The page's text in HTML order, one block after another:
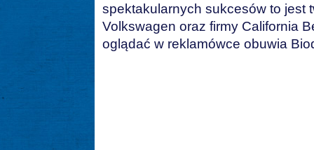
spektakularnych sukcesów to jest
Volkswagen oraz firmy California
oglądać w reklamówce obuwia